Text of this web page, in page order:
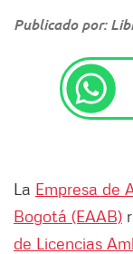
Publicado por:
La Empresa de
Bogotá (EAAB)
de Licencias